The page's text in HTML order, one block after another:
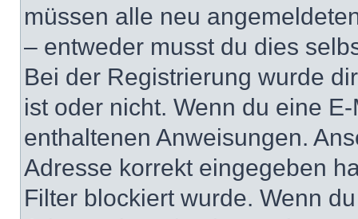
müssen alle neu
– entweder musst du dies
Bei der Registrierung wurde
ist oder nicht. Wenn du eine
enthaltenen Anweisungen.
Adresse korrekt eingegeben
Filter blockiert wurde. Wenn